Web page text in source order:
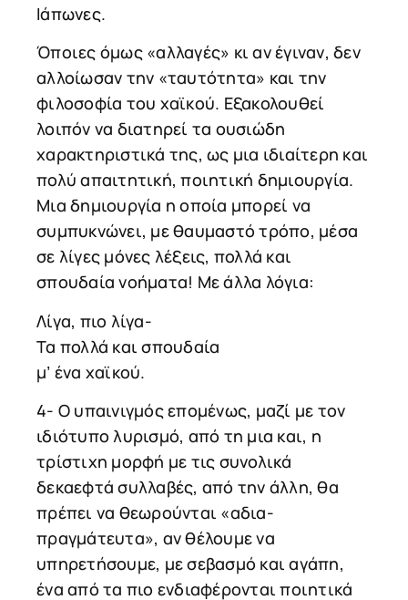
Ιάπωνες.
Όποιες όμως «αλλαγές» κι αν έγιναν, δεν
αλλοίωσαν την «ταυτότητα» και την
φιλοσοφία του χαϊκού. Εξακολουθεί
λοιπόν να διατηρεί τα ουσιώδη
χαρακτηριστικά της, ως μια ιδιαίτερη και
πολύ απαιτητική, ποιητική δημιουργία.
Μια δημιουργία η οποία μπορεί να
συμπυκνώνει, με θαυμαστό τρόπο, μέσα
σε λίγες μόνες λέξεις, πολλά και
σπουδαία νοήματα! Με άλλα λόγια:
Λίγα, πιο λίγα-
Τα πολλά και σπουδαία
μ’ ένα χαϊκού.
4- Ο υπαινιγμός επομένως, μαζί με τον
ιδιότυπο λυρισμό, από τη μια και, η
τρίστιχη μορφή με τις συνολικά
δεκαεφτά συλλαβές, από την άλλη, θα
πρέπει να θεωρούνται «αδια-
πραγμάτευτα», αν θέλουμε να
υπηρετήσουμε, με σεβασμό και αγάπη,
ένα από τα πιο ενδιαφέρονται ποιητικά